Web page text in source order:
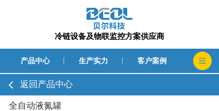
冷链设备及物联监控方案供应商
产品中心 生产实力 客户案例
返回产品中心
全自动液氮罐